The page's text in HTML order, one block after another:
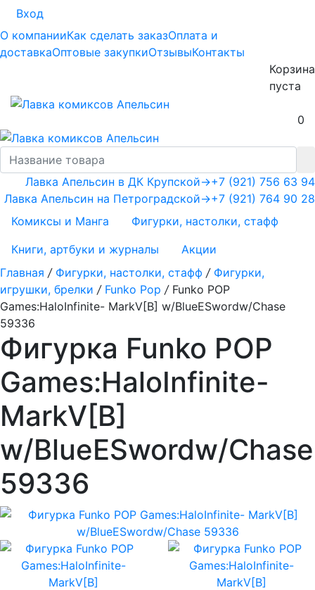
Вход
О компанииКак сделать заказОплата и
доставкаОптовые закупкиОтзывыКонтакты
Корзина
пуста
0
+7 (921) 756 63 94
+7 (921) 764 90 28
Лавка Апельсин в ДК Крупской→
Лавка Апельсин на Петроградской→
Комиксы и Манга
Фигурки, настолки, стафф
Книги, артбуки и журналы
Акции
Главная / Фигурки, настолки, стафф / Фигурки,
игрушки, брелки / Funko Pop / Funko POP
Games:HaloInfinite- MarkV[B] w/BlueESwordw/Chase
59336
Фигурка Funko POP
Games:HaloInfinite-
MarkV[B]
w/BlueESwordw/Chase
59336